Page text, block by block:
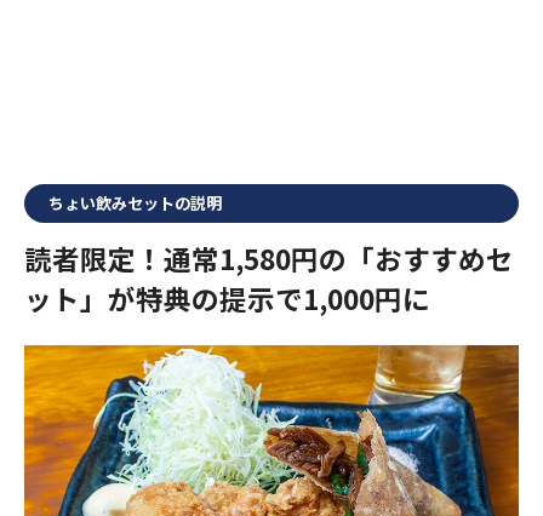
ちょい飲みセットの説明
読者限定！通常1,580円の「おすすめセ
ット」が特典の提示で1,000円に